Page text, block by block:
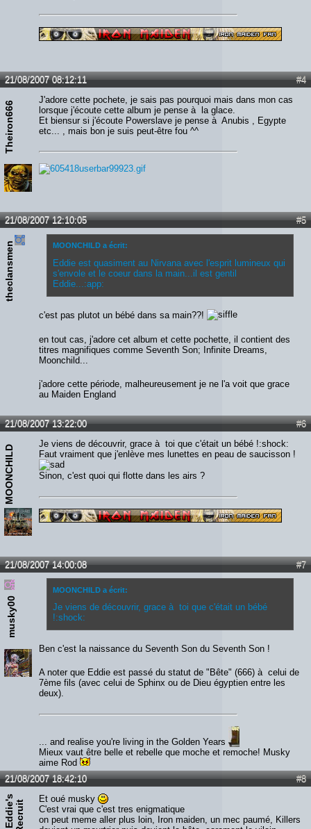
#4
21/08/2007 08:12:11
Theiron666
J'adore cette pochete, je sais pas pourquoi mais dans mon cas
lorsque j'écoute cette album je pense à la glace.
Et biensur si j'écoute Powerslave je pense à Anubis , Egypte
etc... , mais bon je suis peut-être fou ^^
#5
21/08/2007 12:10:05
theclansmen MOONCHILD a écrit:
Eddie est quasiment au Nirvana avec l'esprit lumineux qui
s'envole et le coeur dans la main...il est gentil
Eddie...:app:
c'est pas plutot un bébé dans sa main??!
en tout cas, j'adore cet album et cette pochette, il contient des
titres magnifiques comme Seventh Son; Infinite Dreams,
Moonchild...
j'adore cette période, malheureusement je ne l'a voit que grace
au Maiden England
#6
21/08/2007 13:22:00
MOONCHILD
Je viens de découvrir, grace à toi que c'était un bébé !:shock:
Faut vraiment que j'enlève mes lunettes en peau de saucisson !
Sinon, c'est quoi qui flotte dans les airs ?
#7
21/08/2007 14:00:08
musky00
MOONCHILD a écrit:
Je viens de découvrir, grace à toi que c'était un bébé
!:shock:
Ben c'est la naissance du Seventh Son du Seventh Son !
A noter que Eddie est passé du statut de "Bête" (666) à celui de
7ème fils (avec celui de Sphinx ou de Dieu égyptien entre les
deux).
... and realise you're living in the Golden Years
Mieux vaut être belle et rebelle que moche et remoche! Musky
aime Rod
#8
21/08/2007 18:42:10
'
t
Et oué musky
C'est vrai que c'est tres enigmatique
on peut meme aller plus loin, Iron maiden, un mec paumé, Killers